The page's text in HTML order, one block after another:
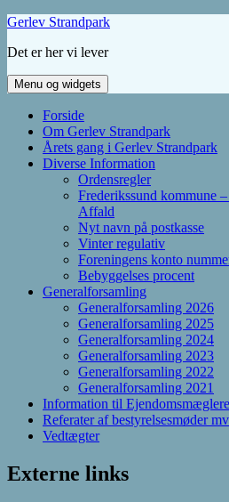
Hop
indhold
Gerlev Strandpark
Det er her vi lever
Menu og widgets
Forside
Om Gerlev Strandpark
Årets gang i Gerlev Strandpark
Diverse Information
Ordensregler
Frederikssund kommune
Affald
Nyt navn på postkasse
Vinter regulativ
Foreningens konto
Bebyggelses procent
Generalforsamling
Generalforsamling 2026
Generalforsamling 2025
Generalforsamling 2024
Generalforsamling 2023
Generalforsamling 2022
Generalforsamling 2021
Information til Ejendomsmæglere
Referater af bestyrelsesmøder mv
Vedtægter
Externe links